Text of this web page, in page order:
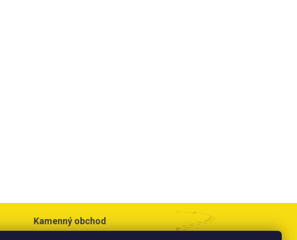
Kamenný obchod